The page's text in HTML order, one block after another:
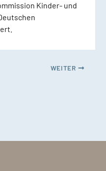
Kinder- und
WEITER